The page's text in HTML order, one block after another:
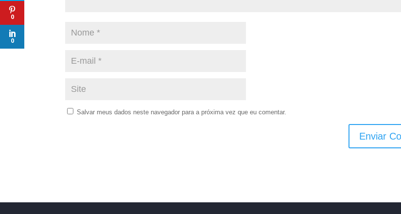
Salvar meus dados neste navegador para a próxima vez que eu comentar.
0
0